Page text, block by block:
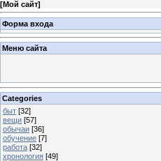
[Мой сайт]
Форма входа
Меню сайта
Categories
быт [32]
вещи [57]
обычаи [36]
обучение [7]
работа [32]
хронология [49]